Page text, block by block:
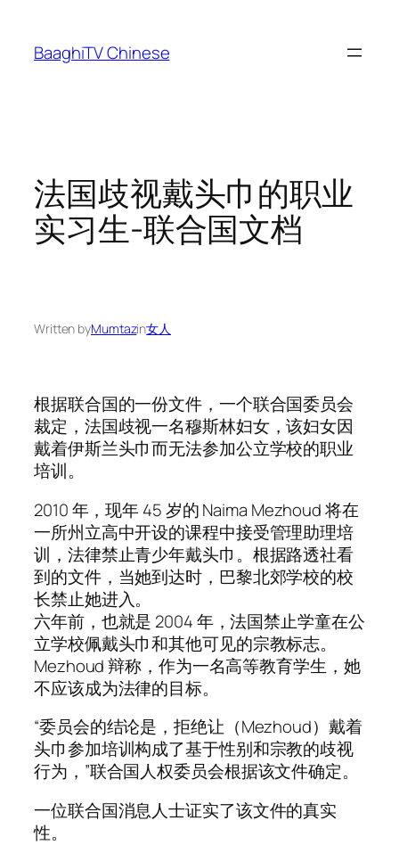
content
BaaghiTV Chinese
法国歧视戴头巾的职业
实习生-联合国文档
Written byMumtazin女人
根据联合国的一份文件，一个联合国委员会
裁定，法国歧视一名穆斯林妇女，该妇女因
戴着伊斯兰头巾而无法参加公立学校的职业
培训。
2010 年，现年 45 岁的 Naima Mezhoud 将在
一所州立高中开设的课程中接受管理助理培
训，法律禁止青少年戴头巾。根据路透社看
到的文件，当她到达时，巴黎北郊学校的校
长禁止她进入。
六年前，也就是 2004 年，法国禁止学童在公
立学校佩戴头巾和其他可见的宗教标志。
Mezhoud 辩称，作为一名高等教育学生，她
不应该成为法律的目标。
“委员会的结论是，拒绝让（Mezhoud）戴着
头巾参加培训构成了基于性别和宗教的歧视
行为，”联合国人权委员会根据该文件确定。
一位联合国消息人士证实了该文件的真实
性。